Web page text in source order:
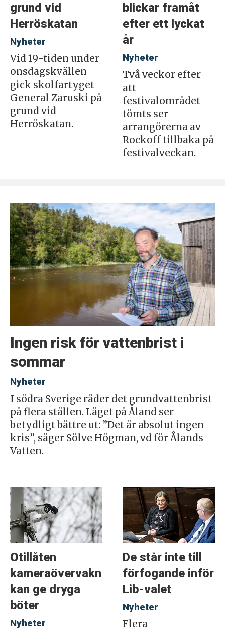
grund vid
Herröskatan
Nyheter
Vid 19-tiden under
onsdagskvällen
gick skolfartyget
General Zaruski på
grund vid
Herröskatan.
blickar framåt
efter ett lyckat
år
Nyheter
Två veckor efter
att
festivalområdet
tömts ser
arrangörerna av
Rockoff tillbaka på
festivalveckan.
Ingen risk för vattenbrist i
sommar
Nyheter
I södra Sverige råder det grundvattenbrist
på flera ställen. Läget på Åland ser
betydligt bättre ut: ”Det är absolut ingen
kris”, säger Sölve Högman, vd för Ålands
Vatten.
Otillåten
kameraövervakning
kan ge dryga
böter
Nyheter
De står inte till
förfogande inför
Lib-valet
Nyheter
Flera